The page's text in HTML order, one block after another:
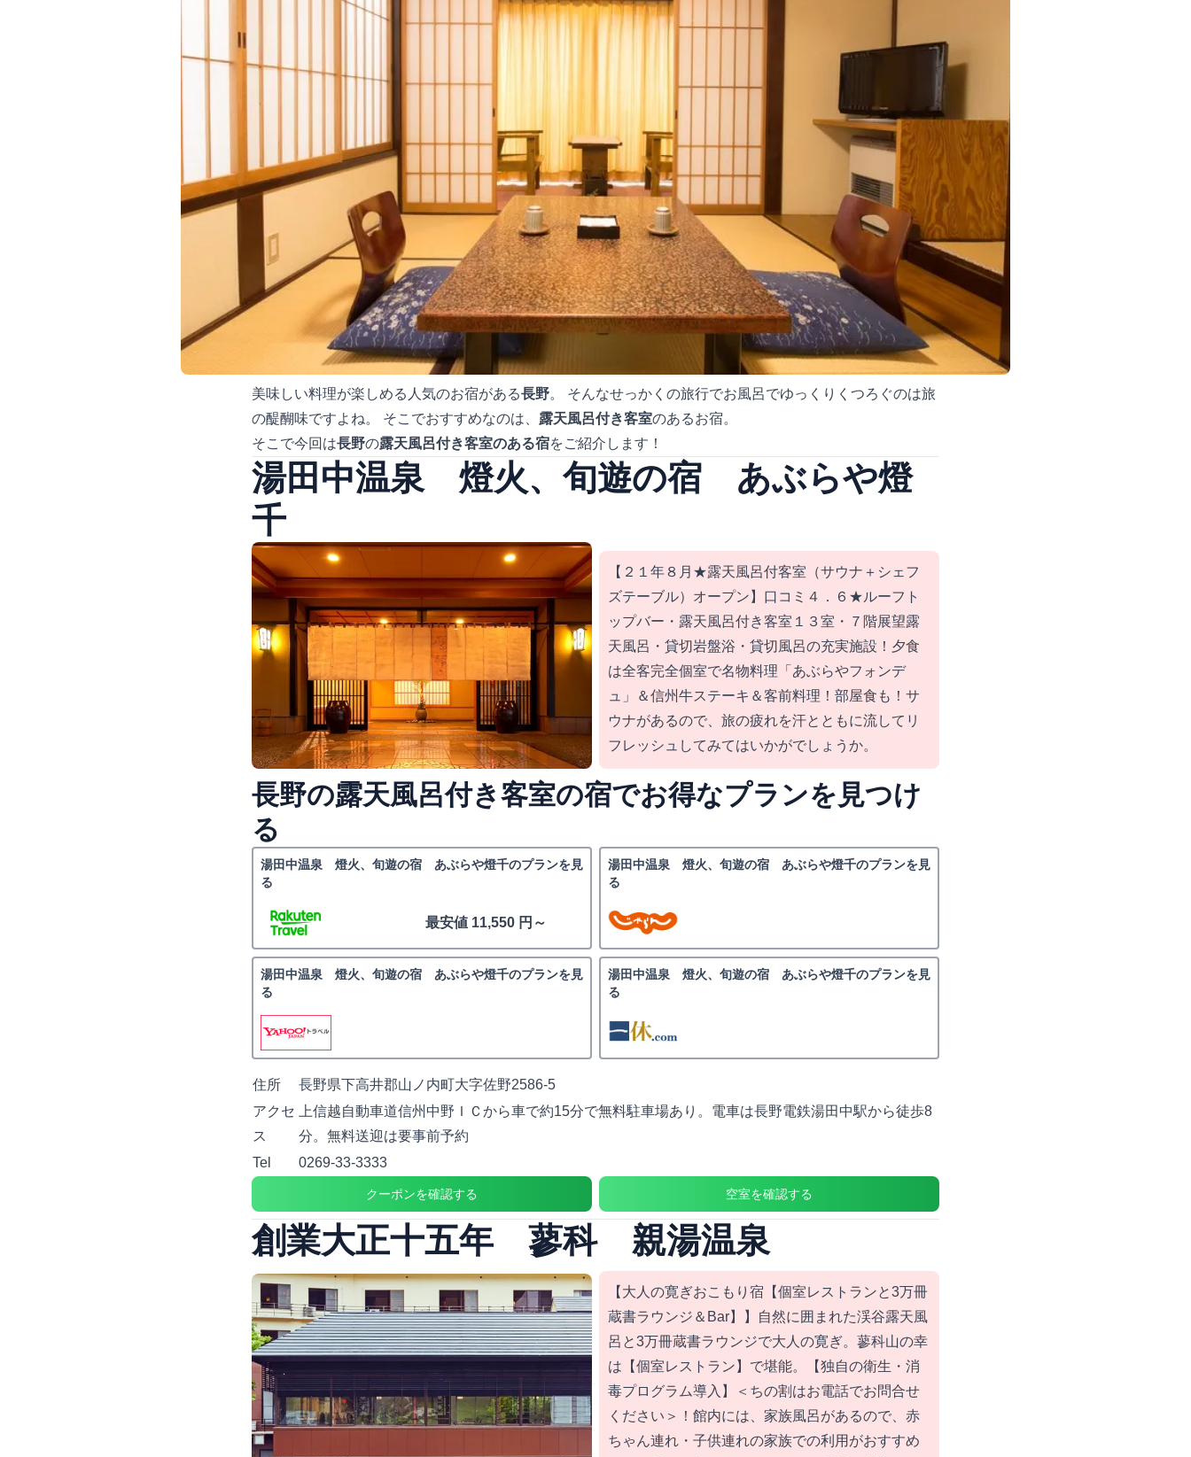
美味しい料理が楽しめる人気のお宿がある長野。 そんなせっかくの旅行でお風呂でゆっくりくつろぐのは旅
の醍醐味ですよね。 そこでおすすめなのは、 露天風呂付き客室のあるお宿。
そこで今回は長野の露天風呂付き客室のある宿をご紹介します！
湯田中温泉 燈火、旬遊の宿 あぶらや燈
千
【２１年８月★露天風呂付客室（サウナ＋シェフ
ズテーブル）オープン】口コミ４．６★ルーフト
ップバー・露天風呂付き客室１３室・７階展望露
天風呂・貸切岩盤浴・貸切風呂の充実施設！夕食
は全客完全個室で名物料理「あぶらやフォンデ
ュ」＆信州牛ステーキ＆客前料理！部屋食も！サ
ウナがあるので、旅の疲れを汗とともに流してリ
フレッシュしてみてはいかがでしょうか。
長野の露天風呂付き客室の宿でお得なプランを見つけ
る
湯田中温泉 燈火、旬遊の宿 あぶらや燈千のプランを見
る
最安値 11,550 円～
湯田中温泉 燈火、旬遊の宿 あぶらや燈千のプランを見
る
湯田中温泉 燈火、旬遊の宿 あぶらや燈千のプランを見
る
湯田中温泉 燈火、旬遊の宿 あぶらや燈千のプランを見
る
住所
長野県下高井郡山ノ内町大字佐野2586-5
アクセ
ス
上信越自動車道信州中野ＩＣから車で約15分で無料駐車場あり。電車は長野電鉄湯田中駅から徒歩8
分。無料送迎は要事前予約
Tel
0269-33-3333
クーポンを確認する 空室を確認する
創業大正十五年 蓼科 親湯温泉
【大人の寛ぎおこもり宿【個室レストランと3万冊
蔵書ラウンジ＆Bar】】自然に囲まれた渓谷露天風
呂と3万冊蔵書ラウンジで大人の寛ぎ。蓼科山の幸
は【個室レストラン】で堪能。【独自の衛生・消
毒プログラム導入】＜ちの割はお電話でお問合せ
ください＞！館内には、家族風呂があるので、赤
ちゃん連れ・子供連れの家族での利用がおすすめ